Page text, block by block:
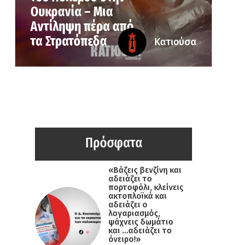
Ουκρανία – Μια
Αντίληψη πέρα από
τα Στρατόπεδα
Κατιούσα
Πρόσφατα
«Βάζεις βενζίνη και
αδειάζει το
πορτοφόλι, κλείνεις
ακτοπλοϊκά και
αδειάζει ο
λογαριασμός,
ψάχνεις δωμάτιο
και …αδειάζει το
όνειρο!»